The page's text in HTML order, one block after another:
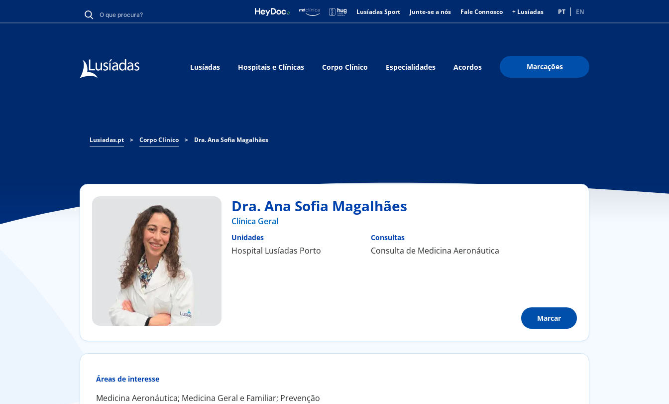
Lusíadas Sport Junte-se a nós Fale Connosco + Lusíadas PT EN
Lusíadas Hospitais e Clínicas Corpo Clínico Especialidades Acordos Marcações
Lusiadas.pt > Corpo Clínico > Dra. Ana Sofia Magalhães
Dra. Ana Sofia Magalhães
Clínica Geral
Unidades
Hospital Lusíadas Porto
Consultas
Consulta de Medicina Aeronáutica
Marcar
Áreas de interesse
Medicina Aeronáutica; Medicina Geral e Familiar; Prevenção